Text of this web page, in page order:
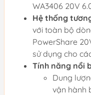
WA3406 20V
Hệ thống
với toàn bộ
PowerShare
sử dụng cho
Tính năng nổi
Dung
vận hành